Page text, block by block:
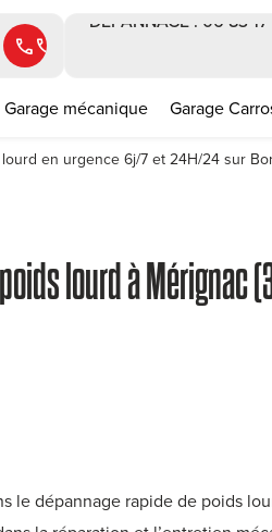
callcall
DEPANNAGE : 06 83
Garage mécanique Garage
en urgence 6j/7 et 24H/24 sur
lourd à Mérignac
le dépannage rapide de poids